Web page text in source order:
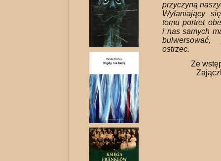
przyczyną
Wyłaniający
tomu portret
i nas samych
ostrzec.
Ze